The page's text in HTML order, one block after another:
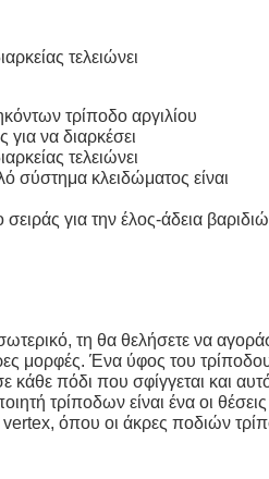
τελειώνει
τρίποδο αργιλίου
να διαρκέσει
τελειώνει
σύστημα κλειδώματος είναι
για την έλος-άδεια
τη θα θελήσετε να
μορφές. Ένα ύφος του τρίποδου
πόδι που σφίγγεται και
τρίποδων είναι ένα οι
vertex, όπου οι άκρες ποδιών